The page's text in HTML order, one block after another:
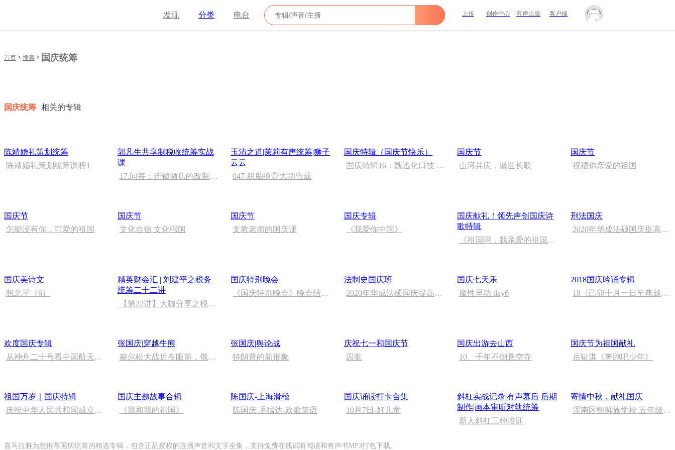
发现 分类 电台 上传 创作中心 有声出版 客户端
首页 > 搜索 > 国庆统筹
国庆统筹 相关的专辑
陈靖婚礼策划统筹
陈靖婚礼策划统筹课程1
郭凡生共享制税收统筹实战
课
17.问答：连锁酒店的改制定
玉清之道|茉莉有声统筹|狮子
云云
047-脱胎换骨大功告成
国庆特辑（国庆节快乐）
国庆特辑16：魏迅化口技 二
国庆节
山河共庆，盛世长歌
国庆节
祝福你亲爱的祖国
国庆节
怎能没有你，可爱的祖国
国庆节
文化自信 文化强国
国庆节
支教老师的国庆课
国庆专辑
《我爱你中国》
国庆献礼！领先声创国庆诗
歌特辑
《祖国啊，我亲爱的祖国》
刑法国庆
2020年华成法硕国庆提高班
国庆美诗文
想北平（6）
精英财会汇 | 刘建平之税务
统筹二十二讲
【第22讲】大咖分享之税务
国庆特别晚会
《国庆特别晚会》晚会结尾
法制史国庆班
2020年华成法硕国庆提高班
国庆七天乐
魔性早功 day6
2018国庆吟诵专辑
18《己卯十月一日至燕越五
欢度国庆专辑
从神舟二十号看中国航天
张国庆|穿越牛熊
赫尔松大战近在眼前，俄乌
张国庆|舆论战
特朗普的新形象
庆祝七一和国庆节
囚歌
国庆出游去山西
10、千年不倒悬空寺
国庆节为祖国献礼
岳钲淇《奔跑吧少年》
祖国万岁｜国庆特辑
庆祝中华人民共和国成立73
国庆主题故事合辑
《我和我的祖国》
陈国庆-上海滑稽
陈国庆 毛猛达-欢歌笑语
国庆诵读打卡合集
10月7日-好儿童
斜杠实战记录|有声幕后 后期
制作|画本审听对轨统筹
新人斜杠工种培训
寄情中秋，献礼国庆
浑南区朝鲜族学校 五年级
喜马拉雅为您推荐国庆统筹的精选专辑，包含正品授权的连播声音和文字全集，支持免费在线试听阅读和有声书MP3打包下载。